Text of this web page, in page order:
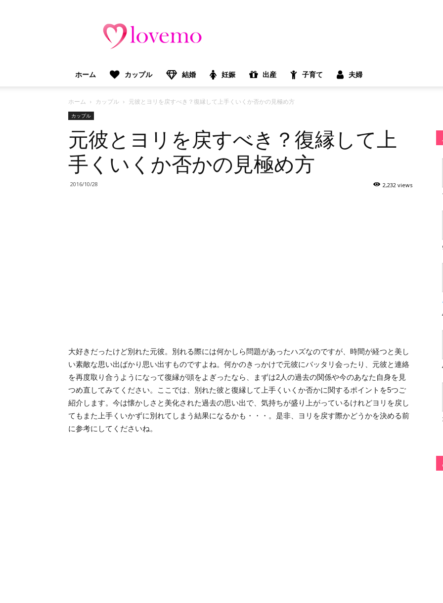
モ）：
プ
マ
マ
向
け
情
メ
デ
ィ
ホーム カップル 結婚 妊娠 出産 子育て 夫婦
ホーム カップル 元彼とヨリを戻すべき？復縁して上手くいくか否かの見極め方
カップル
元彼とヨリを戻すべき？復縁して上
手くいくか否かの見極め方
2016/10/28 2,232 views
大好きだったけど別れた元彼。別れる際には何かしら問題があったハズなのですが、時間が経つと美し
い素敵な思い出ばかり思い出すものですよね。何かのきっかけで元彼にバッタリ会ったり、元彼と連絡
を再度取り合うようになって復縁が頭をよぎったなら、まずは2人の過去の関係や今のあなた自身を見
つめ直してみてください。ここでは、別れた彼と復縁して上手くいくか否かに関するポイントを5つご
紹介します。今は懐かしさと美化された過去の思い出で、気持ちが盛り上がっているけれどヨリを戻し
てもまた上手くいかずに別れてしまう結果になるかも・・・。是非、ヨリを戻す際かどうかを決める前
に参考にしてくださいね。